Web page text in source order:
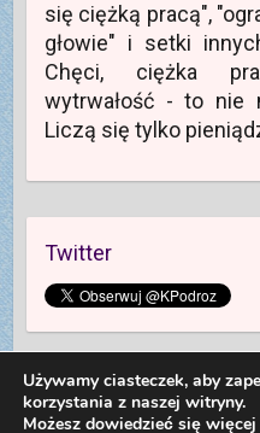
się ciężką pracą",
głowie" i setki
Chęci, ciężka
wytrwałość - to nie
Liczą się tylko
Twitter
Używamy ciasteczek, aby
korzystania z naszej witryny.
Możesz dowiedzieć się